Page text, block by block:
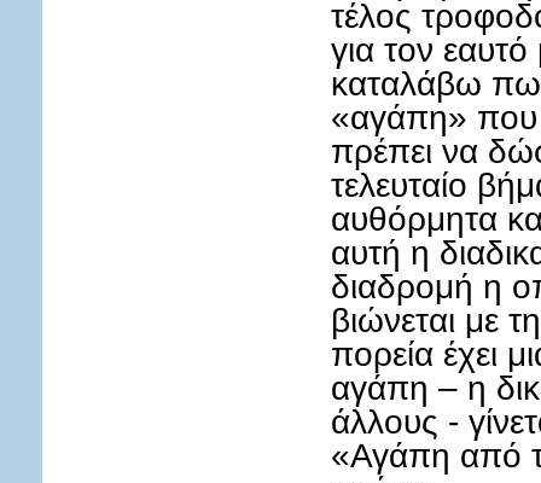
τέλος
για τον
καταλάβω
«αγάπη» που
πρέπει να
τελευταίο
αυθόρμητα
αυτή η
διαδρομή η
βιώνεται με
πορεία έχει
αγάπη – η
άλλους -
«Αγάπη από